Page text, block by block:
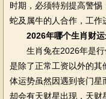
时期，必须特别提高警
蛇及属牛的人合作，工作
2026年哪个生肖财
生肖兔在2026年是行
是除了正常工资以外的
体运势虽然因遇到丧门
却会有天财星出现，天财